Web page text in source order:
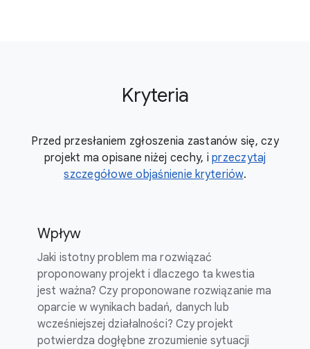
Kryteria
Przed przesłaniem zgłoszenia zastanów się, czy
projekt ma opisane niżej cechy, i przeczytaj
szczegółowe objaśnienie kryteriów.
Wpływ
Jaki istotny problem ma rozwiązać
proponowany projekt i dlaczego ta kwestia
jest ważna? Czy proponowane rozwiązanie ma
oparcie w wynikach badań, danych lub
wcześniejszej działalności? Czy projekt
potwierdza dogłębne zrozumienie sytuacji